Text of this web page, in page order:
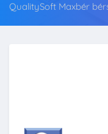
QualitySoft Maxbér